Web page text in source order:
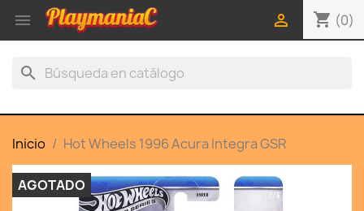
 shopping_cart (0)

search
Inicio Hot Wheels 1996 Acura Integra GSR
AGOTADO